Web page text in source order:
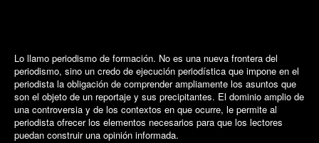
Lo llamo periodismo de formación. No es una nueva frontera del
periodismo, sino un credo de ejecución periodística que impone en el
periodista la obligación de comprender ampliamente los asuntos que
son el objeto de un reportaje y sus precipitantes. El dominio amplio de
una controversia y de los contextos en que ocurre, le permite al
periodista ofrecer los elementos necesarios para que los lectores
puedan construir una opinión informada.